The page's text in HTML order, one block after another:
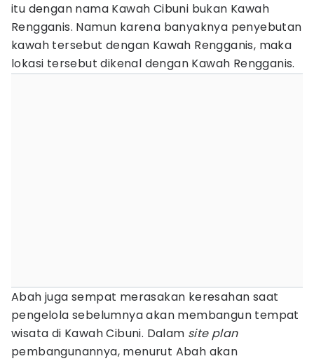
itu dengan nama Kawah Cibuni bukan Kawah
Rengganis. Namun karena banyaknya penyebutan
kawah tersebut dengan Kawah Rengganis, maka
lokasi tersebut dikenal dengan Kawah Rengganis.
Abah juga sempat merasakan keresahan saat
pengelola sebelumnya akan membangun tempat
wisata di Kawah Cibuni. Dalam site plan
pembangunannya, menurut Abah akan